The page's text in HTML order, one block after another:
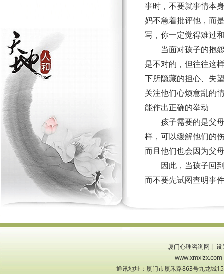
事时，不要就事情本
妈不急着批评他，而
写，你一定觉得难过
当面对孩子的抱
是不对的，但往往这
下所隐藏的担心、失
关注他们心烦意乱的
能作出正确的举动
孩子需要的是父
样，可以缓解他们的
而且他们也会因为父
因此，当孩子回
而不要先试图查明事
厦门心理咨询网 | 设
通讯地址：厦门市厦禾路863号九龙城